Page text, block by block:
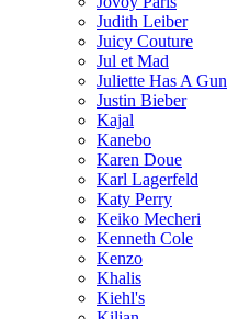
Judith Leiber
Juicy Couture
Jul et Mad
Juliette Has A Gun
Justin Bieber
Kajal
Kanebo
Karen Doue
Karl Lagerfeld
Katy Perry
Keiko Mecheri
Kenneth Cole
Kenzo
Khalis
Kiehl's